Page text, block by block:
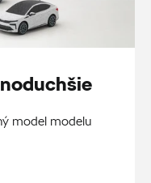
model modelu